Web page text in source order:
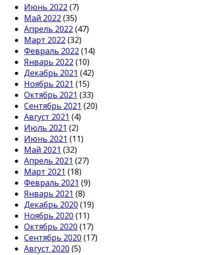
Июнь 2022 (7)
Май 2022 (35)
Апрель 2022 (47)
Март 2022 (32)
Февраль 2022 (14)
Январь 2022 (10)
Декабрь 2021 (42)
Ноябрь 2021 (15)
Октябрь 2021 (33)
Сентябрь 2021 (20)
Август 2021 (4)
Июль 2021 (2)
Июнь 2021 (11)
Май 2021 (32)
Апрель 2021 (27)
Март 2021 (18)
Февраль 2021 (9)
Январь 2021 (8)
Декабрь 2020 (19)
Ноябрь 2020 (11)
Октябрь 2020 (17)
Сентябрь 2020 (17)
Август 2020 (5)